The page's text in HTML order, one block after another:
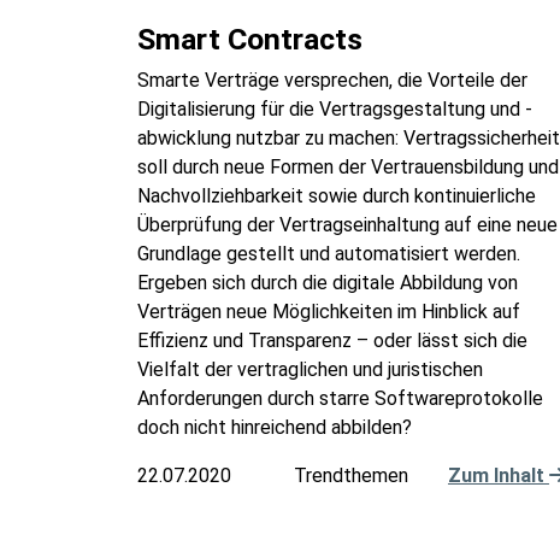
Smart Contracts
Smarte Verträge versprechen, die Vorteile der
Digitalisierung für die Vertragsgestaltung und -
abwicklung nutzbar zu machen: Vertragssicherheit
soll durch neue Formen der Vertrauensbildung und
Nachvollziehbarkeit sowie durch kontinuierliche
Überprüfung der Vertragseinhaltung auf eine neue
Grundlage gestellt und automatisiert werden.
Ergeben sich durch die digitale Abbildung von
Verträgen neue Möglichkeiten im Hinblick auf
Effizienz und Transparenz – oder lässt sich die
Vielfalt der vertraglichen und juristischen
Anforderungen durch starre Softwareprotokolle
doch nicht hinreichend abbilden?
22.07.2020 Trendthemen Zum Inhalt